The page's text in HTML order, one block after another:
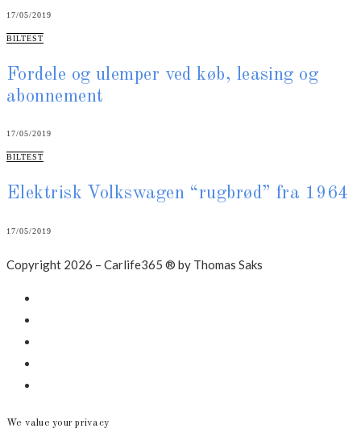
17/05/2019
CATEGORIES
BILTEST
Fordele og ulemper ved køb, leasing og
abonnement
17/05/2019
CATEGORIES
BILTEST
Elektrisk Volkswagen “rugbrød” fra 1964
17/05/2019
Copyright 2026 – Carlife365 ® by Thomas Saks
We value your privacy